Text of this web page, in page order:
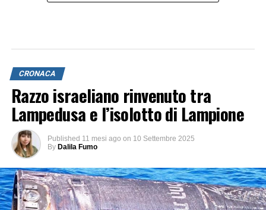
organizzare bene la guardia notturna di stanotte.
CRONACA
Razzo israeliano rinvenuto tra
Lampedusa e l’isolotto di Lampione
Published 11 mesi ago on 10 Settembre 2025
By Dalila Fumo